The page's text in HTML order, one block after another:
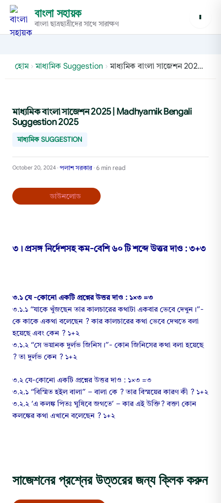
বাংলা সহায়ক
বাংলা ছাত্রছাত্রীদের সাথে সারাক্ষণ
হোম › মাধ্যমিক Suggestion › মাধ্যমিক বাংলা সাজেশন 2025 | Madhyamik Bengali Suggestion 2025
মাধ্যমিক বাংলা সাজেশন 2025 | Madhyamik Bengali
Suggestion 2025
মাধ্যমিক SUGGESTION
October 20, 2024 • পলাশ সরকার • 6 min read
ডাউনলোড
৩। প্রসঙ্গ নির্দেশসহ কম-বেশি ৬০ টি শব্দে উত্তর দাও : ৩+৩
৩.১ যে -কোনো একটি প্রশ্নের উত্তর দাও : ১×৩ =৩
৩.১.১ “যাকে খুঁজছেন তার কালচারের কথাটা একবার ভেবে দেখুন।”-
কে কাকে একথা বলেছেন ? কার কালচারের কথা ভেবে দেখতে বলা
হয়েছে এবং কেন ? ১+২
৩.১.২ “সে ভয়ানক দুর্লভ জিনিস।”- কোন জিনিসের কথা বলা হয়েছে
? তা দুর্লভ কেন ? ১+২
৩.২ যে-কোনো একটি প্রশ্নের উত্তর দাও : ১×৩ =৩
৩.২.১ “বিস্মিত হইল বালা” – বালা কে ? তার বিস্ময়ের কারণ কী ? ১+২
৩.২.২ ‘এ কলঙ্ক পিতঃ ঘুষিবে জগতে’ – কার এই উক্তি? বক্তা কোন
কলঙ্কের কথা এখানে বলেছেন ? ১+২
সাজেশনের প্রশ্নের উত্তরের জন্য ক্লিক করুন